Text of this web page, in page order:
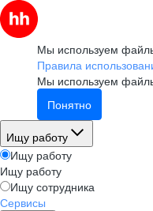
Мы используем
Правила
Мы используем
Понятно
Ищу работу
Ищу работу
Ищу работу
Ищу сотрудника
Сервисы